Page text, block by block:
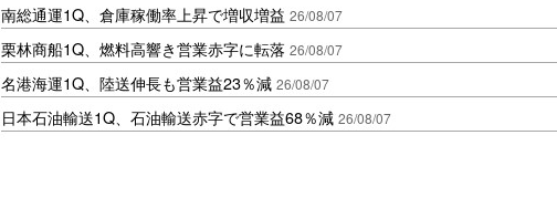
南総通運1Q、倉庫稼働率上昇で増収増益 26/08/07
栗林商船1Q、燃料高響き営業赤字に転落 26/08/07
名港海運1Q、陸送伸長も営業益23％減 26/08/07
日本石油輸送1Q、石油輸送赤字で営業益68％減 26/08/07